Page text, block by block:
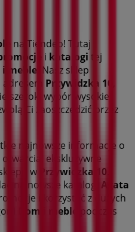
na Tiendeo! Tutaj
i katalogi tej
i meble . Nasz sklep
Przywidzka 10
szeroki wybór wysokiej
Ci zaoszczędzić przez
najnowsze informacje o
ekskluzywne
w
Przywidzka 10
najnowsze katalogi Agata
i korzystać z dużych
Dom i meble
podczas